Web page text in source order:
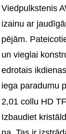
Viedpulkstenis
izainu ar
pējām.
un vieglai
edrotais
iega paradumu
2,01 collu HD
Izbaudiet